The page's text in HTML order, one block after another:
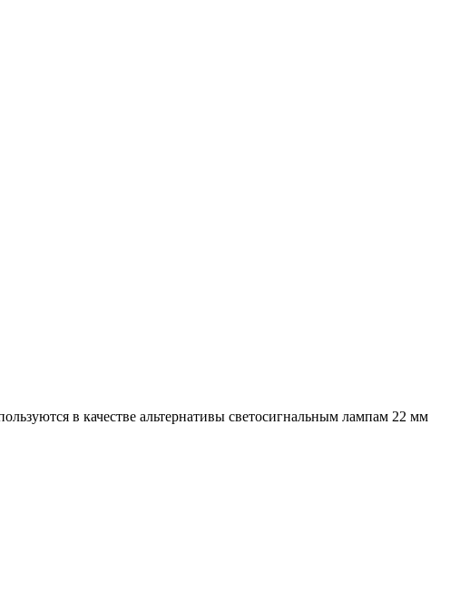
в качестве альтернативы светосигнальным лампам 22 мм